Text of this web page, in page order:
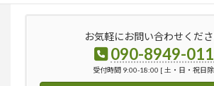
お気軽にお問い合わせくださ
090-8949-
受付時間 9:00-18:00 [ 土・日・祝日